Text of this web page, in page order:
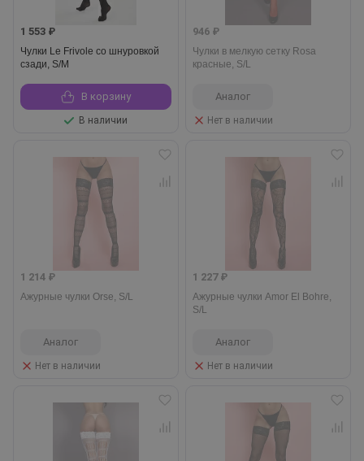
1 553 ₽
Чулки Le Frivole со шнуровкой
сзади, S/M
В корзину
В наличии
946 ₽
Чулки в мелкую сетку Rosa
красные, S/L
Аналог
Нет в наличии
1 214 ₽
Ажурные чулки Orse, S/L
Аналог
Нет в наличии
1 227 ₽
Ажурные чулки Amor El Bohre,
S/L
Аналог
Нет в наличии